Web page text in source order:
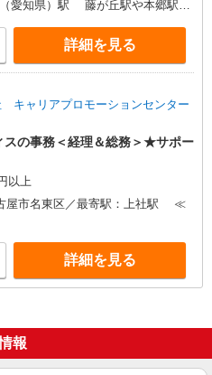
愛知県）駅 藤が丘駅や本郷駅か
詳細を見る
キャリアプロモーションセンター
スの事務＜経理＆総務＞★サポー
以上
屋市名東区／最寄駅：上社駅 ≪
詳細を見る
報